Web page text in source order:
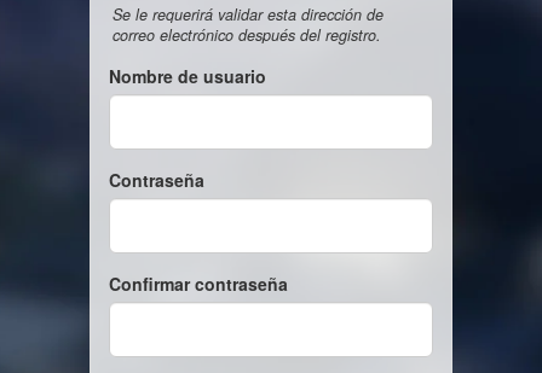
Se le requerirá validar esta dirección de
correo electrónico después del registro.
Nombre de usuario
Contraseña
Confirmar contraseña